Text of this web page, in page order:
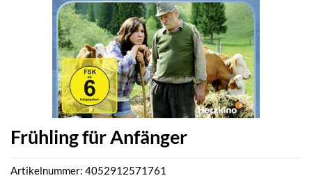
Frühling für Anfänger
Artikelnummer: 4052912571761